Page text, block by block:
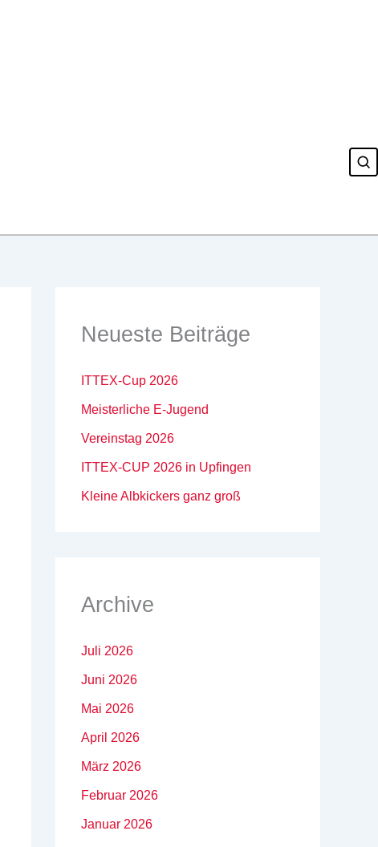
Neueste Beiträge
ITTEX-Cup 2026
Meisterliche E-Jugend
Vereinstag 2026
ITTEX-CUP 2026 in Upfingen
Kleine Albkickers ganz groß
Archive
Juli 2026
Juni 2026
Mai 2026
April 2026
März 2026
Februar 2026
Januar 2026